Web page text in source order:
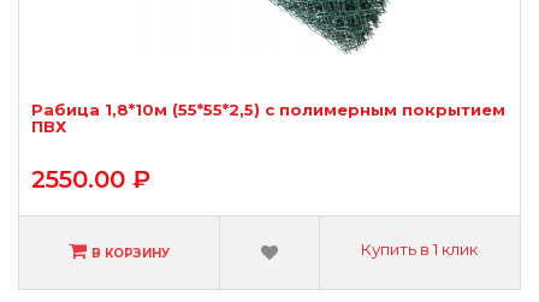
Рабица 1,8*10м (55*55*2,5) с полимерным покрытием
ПВХ
2550.00 ₽
В КОРЗИНУ Купить в 1 клик